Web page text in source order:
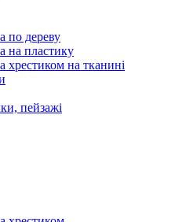
по дереву
на пластику
на тканині
пейзажі